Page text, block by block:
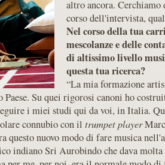
altro ancora.
corso dell'intervista,
Nel corso della tua
mescolanze e delle
di altissimo livello
questa tua ricerca?
“La mia formazione
Su quei rigorosi canoni ho
i miei studi qui da voi, in Italia.
connubio con il trumpet player
questo nuovo modo di fare musica
indiano Sri Aurobindo che dava